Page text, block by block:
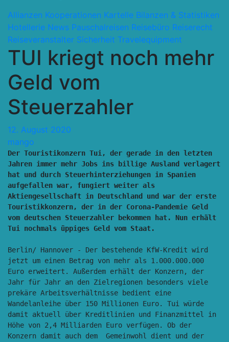
Allianzen Kooperationen Kartelle Bilanzen & Statistiken
Hotellerie News Pauschalreisen Reisebüro Reiserecht
Reiseveranstalter Sicherheit Travelequipment
TUI kriegt noch mehr
Geld vom
Steuerzahler
12. August 2020
mango
Der Touristikonzern Tui, der gerade in den letzten
Jahren immer mehr Jobs ins billige Ausland verlagert
hat und durch Steuerhinterziehungen in Spanien
aufgefallen war, fungiert weiter als
Aktiengesellschaft in Deutschland und war der erste
Touristikkonzern, der in der Corona-Pandemie Geld
vom deutschen Steuerzahler bekommen hat. Nun erhält
Berlin/ Hannover - Der bestehende KfW-Kredit wird
jetzt um einen Betrag von mehr als 1.000.000.000
Euro erweitert. Außerdem erhält der Konzern, der
Jahr für Jahr an den Zielregionen besonders viele
prekäre Arbeitsverhältnisse bedient eine
Wandelanleihe über 150 Millionen Euro. Tui würde
damit aktuell über Kreditlinien und Finanzmittel in
Höhe von 2,4 Milliarden Euro verfügen. Ob der
Konzern damit auch dem  Gemeinwohl dient und der